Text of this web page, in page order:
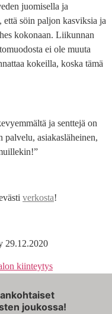
juomisella ja
söin paljon kasviksia ja
kokonaan. Liikunnan
ei ole muuta
kokeilla, koska tämä
ja senttejä on
palvelu, asiakasläheinen,
verkosta!
29.12.2020
kiinteytys
joukossa!